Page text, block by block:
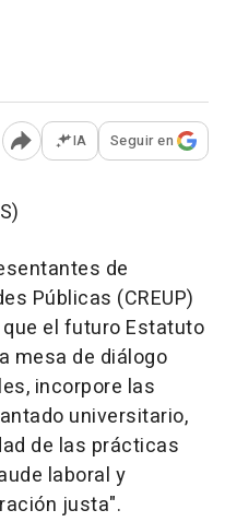
Abrir opciones para
IA Seguir en
de
Públicas (CREUP)
el futuro Estatuto
mesa de diálogo
incorpore las
universitario,
de las prácticas
laboral y
justa".